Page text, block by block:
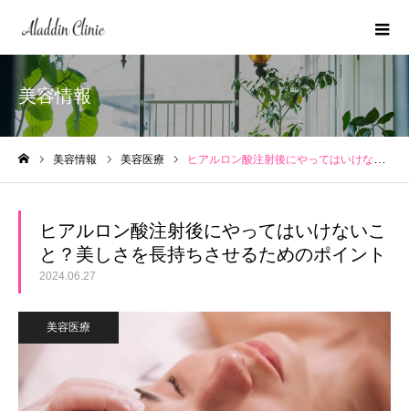
美容情報
美容情報 美容医療 ヒアルロン酸注射後にやってはいけないこと？美しさを長持ちさせるためのポイント
ヒアルロン酸注射後にやってはいけないこ
と？美しさを長持ちさせるためのポイント
2024.06.27
美容医療